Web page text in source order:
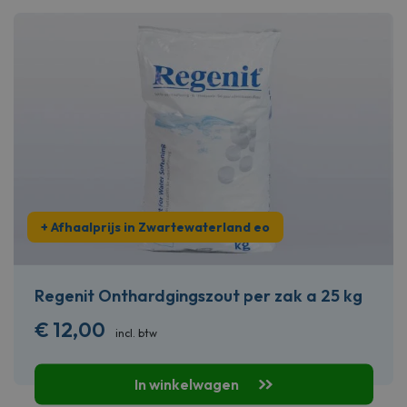
+ Afhaalprijs in Zwartewaterland eo
Regenit Onthardgingszout per zak a 25 kg
€ 12,00 incl. btw
In winkelwagen